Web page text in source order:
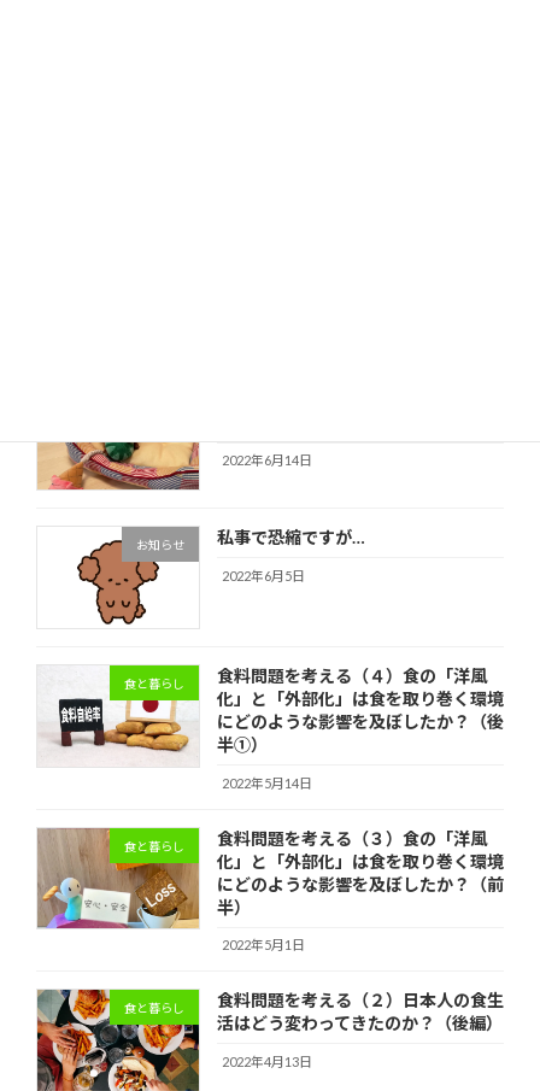
2022年6月14日
お知らせ 私事で恐縮ですが…
2022年6月5日
食と暮らし
食料問題を考える（４）食の「洋風
化」と「外部化」は食を取り巻く環境
にどのような影響を及ぼしたか？（後
半①）
2022年5月14日
食と暮らし
食料問題を考える（３）食の「洋風
化」と「外部化」は食を取り巻く環境
にどのような影響を及ぼしたか？（前
半）
2022年5月1日
食と暮らし
食料問題を考える（２）日本人の食生
活はどう変わってきたのか？（後編）
2022年4月13日